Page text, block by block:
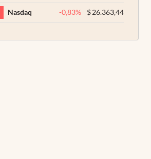
Nasdaq -0,83% $26.363,44